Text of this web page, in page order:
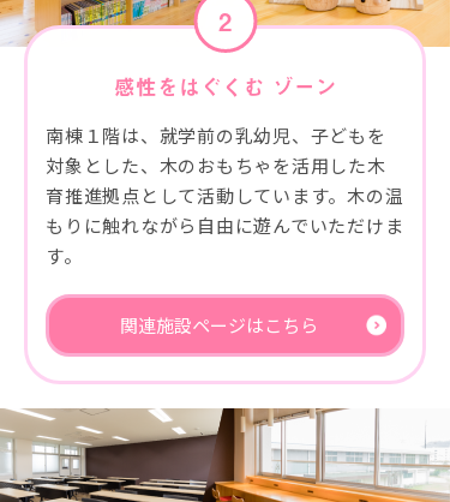
2
感性をはぐくむ ゾーン
南棟１階は、就学前の乳幼児、子どもを
対象とした、木のおもちゃを活用した木
育推進拠点として活動しています。木の温
もりに触れながら自由に遊んでいただけま
す。
関連施設ページはこちら